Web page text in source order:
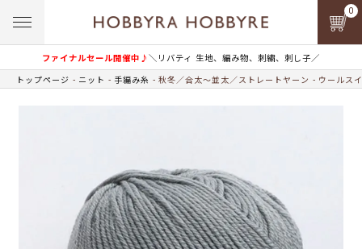
ファイナルセール開催中♪＼リバティ 生地、編み物、刺繍、刺し子／
0
トップページ ニット 手編み糸 秋冬／合太～並太／ストレートヤーン ウールス